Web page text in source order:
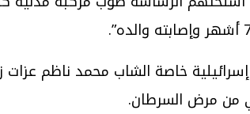
من مرض السرطان.